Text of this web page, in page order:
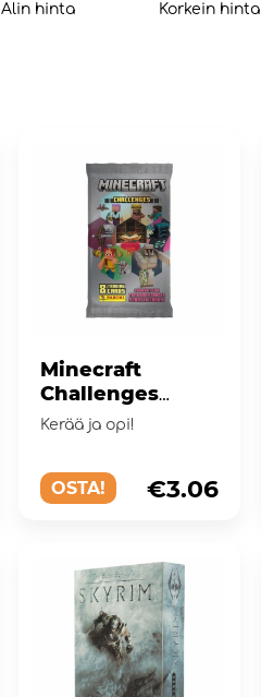
Alin hinta Korkein hinta
Minecraft
Challenges
Collectible
Kerää ja opi!
OSTA! €3.06